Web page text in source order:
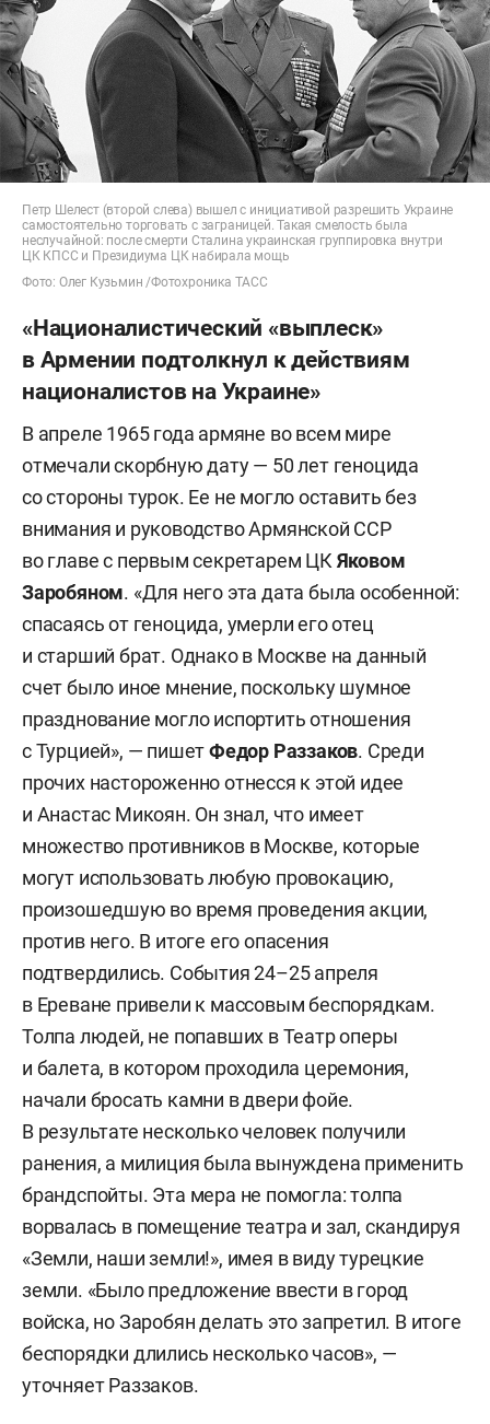
Петр Шелест (второй слева) вышел с инициативой разрешить Украине
самостоятельно торговать с заграницей. Такая смелость была
неслучайной: после смерти Сталина украинская группировка внутри
ЦК КПСС и Президиума ЦК набирала мощь
Фото: Олег Кузьмин /Фотохроника ТАСС
«Националистический «выплеск»
в Армении подтолкнул к действиям
националистов на Украине»
В апреле 1965 года армяне во всем мире
отмечали скорбную дату — 50 лет геноцида
со стороны турок. Ее не могло оставить без
внимания и руководство Армянской ССР
во главе с первым секретарем ЦК Яковом
Заробяном. «Для него эта дата была особенной:
спасаясь от геноцида, умерли его отец
и старший брат. Однако в Москве на данный
счет было иное мнение, поскольку шумное
празднование могло испортить отношения
с Турцией», — пишетФедор Раззаков. Среди
прочих настороженно отнесся к этой идее
и Анастас Микоян. Он знал, что имеет
множество противников в Москве, которые
могут использовать любую провокацию,
произошедшую во время проведения акции,
против него. В итоге его опасения
подтвердились. События 24–25 апреля
в Ереване привели к массовым беспорядкам.
Толпа людей, не попавших в Театр оперы
и балета, в котором проходила церемония,
начали бросать камни в двери фойе.
В результате несколько человек получили
ранения, а милиция была вынуждена применить
брандспойты. Эта мера не помогла: толпа
ворвалась в помещение театра и зал, скандируя
«Земли, наши земли!», имея в виду турецкие
земли. «Было предложение ввести в город
войска, но Заробян делать это запретил. В итоге
беспорядки длились несколько часов», —
уточняет Раззаков.